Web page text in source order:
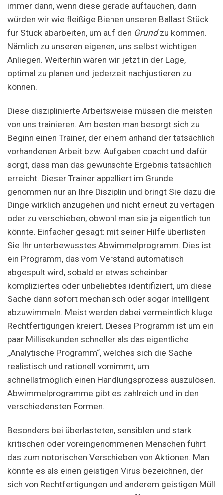
immer dann, wenn diese gerade auftauchen, dann
würden wir wie fleißige Bienen unseren Ballast Stück
für Stück abarbeiten, um auf den Grundzu kommen.
Nämlich zu unseren eigenen, uns selbst wichtigen
Anliegen. Weiterhin wären wir jetzt in der Lage,
optimal zu planen und jederzeit nachjustieren zu
können.
Diese disziplinierte Arbeitsweise müssen die meisten
von uns trainieren. Am besten man besorgt sich zu
Beginn einen Trainer, der einem anhand der tatsächlich
vorhandenen Arbeit bzw. Aufgaben coacht und dafür
sorgt, dass man das gewünschte Ergebnis tatsächlich
erreicht. Dieser Trainer appelliert im Grunde
genommen nur an Ihre Disziplin und bringt Sie dazu die
Dinge wirklich anzugehen und nicht erneut zu vertagen
oder zu verschieben, obwohl man sie ja eigentlich tun
könnte. Einfacher gesagt: mit seiner Hilfe überlisten
Sie Ihr unterbewusstes Abwimmelprogramm. Dies ist
ein Programm, das vom Verstand automatisch
abgespult wird, sobald er etwas scheinbar
kompliziertes oder unbeliebtes identifiziert, um diese
Sache dann sofort mechanisch oder sogar intelligent
abzuwimmeln. Meist werden dabei vermeintlich kluge
Rechtfertigungen kreiert. Dieses Programm ist um ein
paar Millisekunden schneller als das eigentliche
„Analytische Programm“, welches sich die Sache
realistisch und rationell vornimmt, um
schnellstmöglich einen Handlungsprozess auszulösen.
Abwimmelprogramme gibt es zahlreich und in den
verschiedensten Formen.
Besonders bei überlasteten, sensiblen und stark
kritischen oder voreingenommenen Menschen führt
das zum notorischen Verschieben von Aktionen. Man
könnte es als einen geistigen Virus bezeichnen, der
sich von Rechtfertigungen und anderem geistigen Müll